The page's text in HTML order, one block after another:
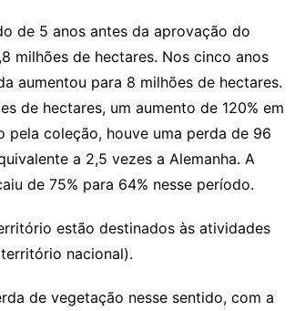
de 5 anos antes da aprovação do
milhões de hectares. Nos cinco anos
aumentou para 8 milhões de hectares.
de hectares, um aumento de 120% em
coleção, houve uma perda de 96
a 2,5 vezes a Alemanha. A
de 75% para 64% nesse período.
estão destinados às atividades
nacional).
de vegetação nesse sentido, com a